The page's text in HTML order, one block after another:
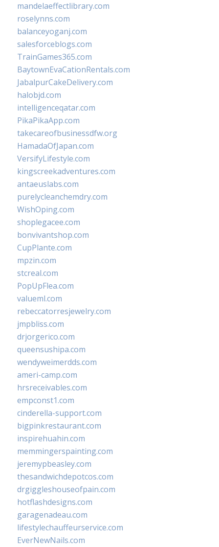
mandelaeffectlibrary.com
roselynns.com
balanceyoganj.com
salesforceblogs.com
TrainGames365.com
BaytownEvaCationRentals.com
JabalpurCakeDelivery.com
halobjd.com
intelligenceqatar.com
PikaPikaApp.com
takecareofbusinessdfw.org
HamadaOfJapan.com
VersifyLifestyle.com
kingscreekadventures.com
antaeuslabs.com
purelycleanchemdry.com
WishOping.com
shoplegacee.com
bonvivantshop.com
CupPlante.com
mpzin.com
stcreal.com
PopUpFlea.com
valueml.com
rebeccatorresjewelry.com
jmpbliss.com
drjorgerico.com
queensushipa.com
wendyweimerdds.com
ameri-camp.com
hrsreceivables.com
empconst1.com
cinderella-support.com
bigpinkrestaurant.com
inspirehuahin.com
memmingerspainting.com
jeremypbeasley.com
thesandwichdepotcos.com
drgiggleshouseofpain.com
hotflashdesigns.com
garagenadeau.com
lifestylechauffeurservice.com
EverNewNails.com